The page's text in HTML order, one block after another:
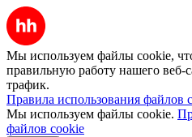
Мы используем файлы cookie,
правильную работу нашего веб-
трафик.
Правила использования файлов
Мы используем файлы cookie.
файлов cookie